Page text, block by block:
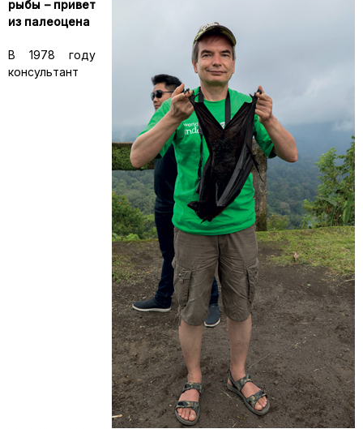
рыбы – привет
из палеоцена
В 1978 году
консультант